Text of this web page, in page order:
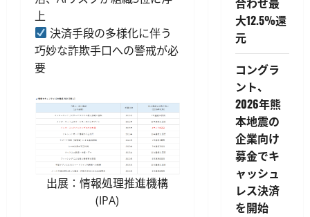
上
決済手段の多様化に伴う
巧妙な詐欺手口への警戒が必
要
出展：情報処理推進機構
(IPA)
大12.5%還
元
コングラ
ント、
2026年熊
本地震の
企業向け
募金でキ
ャッシュ
レス決済
を開始